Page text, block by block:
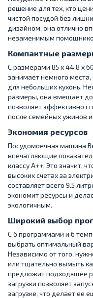
решение для тех, кто
чистой посудой без
дизайном, она отлично
незаменимым
Компактные
С размерами 85 х 44.8 х
занимает немного
для небольших кухонь.
размеры, она вмещает до
позволяет эффективно
после семейных ужинов
Экономия ресурсов
Посудомоечная машина
впечатляющие
классу A++. Это значит,
высоких счетах за
составляет всего 9.5
экономит ресурсы и
экологичным.
Широкий выбор
С 6 программами и 6
выбрать оптимальный
Независимо от того,
или тщательно вымыть
предложит подходящее
загрузки позволяет
загрузке, что делает ее